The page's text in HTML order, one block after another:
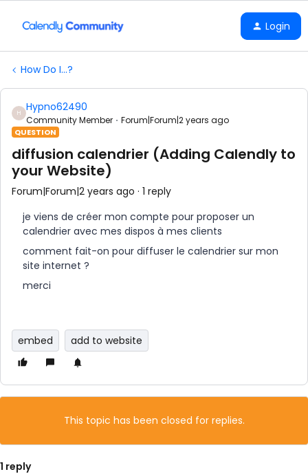
Login
How Do I...?
H Hypno62490
Community Member Forum|Forum|2 years ago
QUESTION
diffusion calendrier (Adding Calendly to
your Website)
Forum|Forum|2 years ago 1 reply
je viens de créer mon compte pour proposer un
calendrier avec mes dispos à mes clients
comment fait-on pour diffuser le calendrier sur mon
site internet ?
merci
embed add to website
This topic has been closed for replies.
1 reply